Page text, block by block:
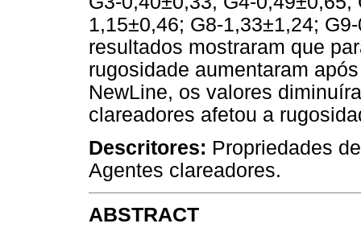
1,15±0,46; G8-1,33±1,24;
resultados mostraram que
rugosidade aumentaram
NewLine, os valores
clareadores afetou a
Descritores: Propriedades
Agentes clareadores.
ABSTRACT